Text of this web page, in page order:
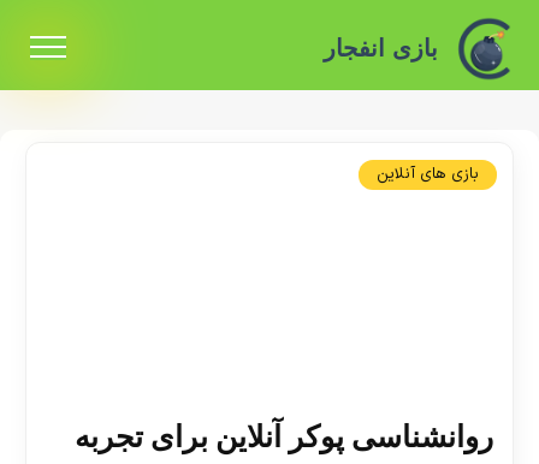
بازی انفجار
بازی های آنلاین
روانشناسی پوکر آنلاین برای تجربه